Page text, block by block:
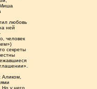
Миша
любовь
ней
человек
секреты
Аликом,
Но у него